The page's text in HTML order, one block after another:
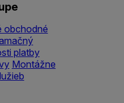
obchodné
platby
Montážne